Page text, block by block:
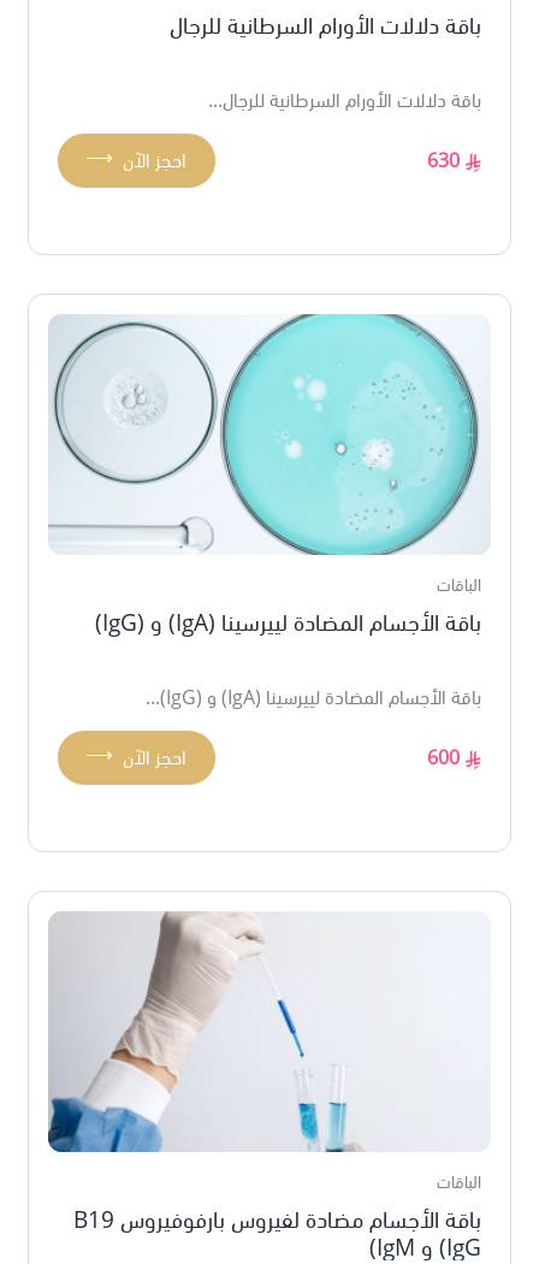
باقة دلالات الأورام السرطانية للرجال
باقة دلالات الأورام السرطانية للرجال...
630
⟶ احجز الآن
الباقات
باقة الأجسام المضادة لييرسينا (IgA) و (IgG)
باقة الأجسام المضادة لييرسينا (IgA) و (IgG)...
600
⟶ احجز الآن
الباقات
باقة الأجسام مضادة لفيروس بارفوفيروس B19
(IgG و IgM)